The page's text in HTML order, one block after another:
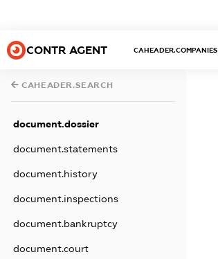
CONTR AGENT CAHEADER.COMPANIES
CAHEADER.SEARCH
document.dossier
document.statements
document.history
document.inspections
document.bankruptcy
document.court